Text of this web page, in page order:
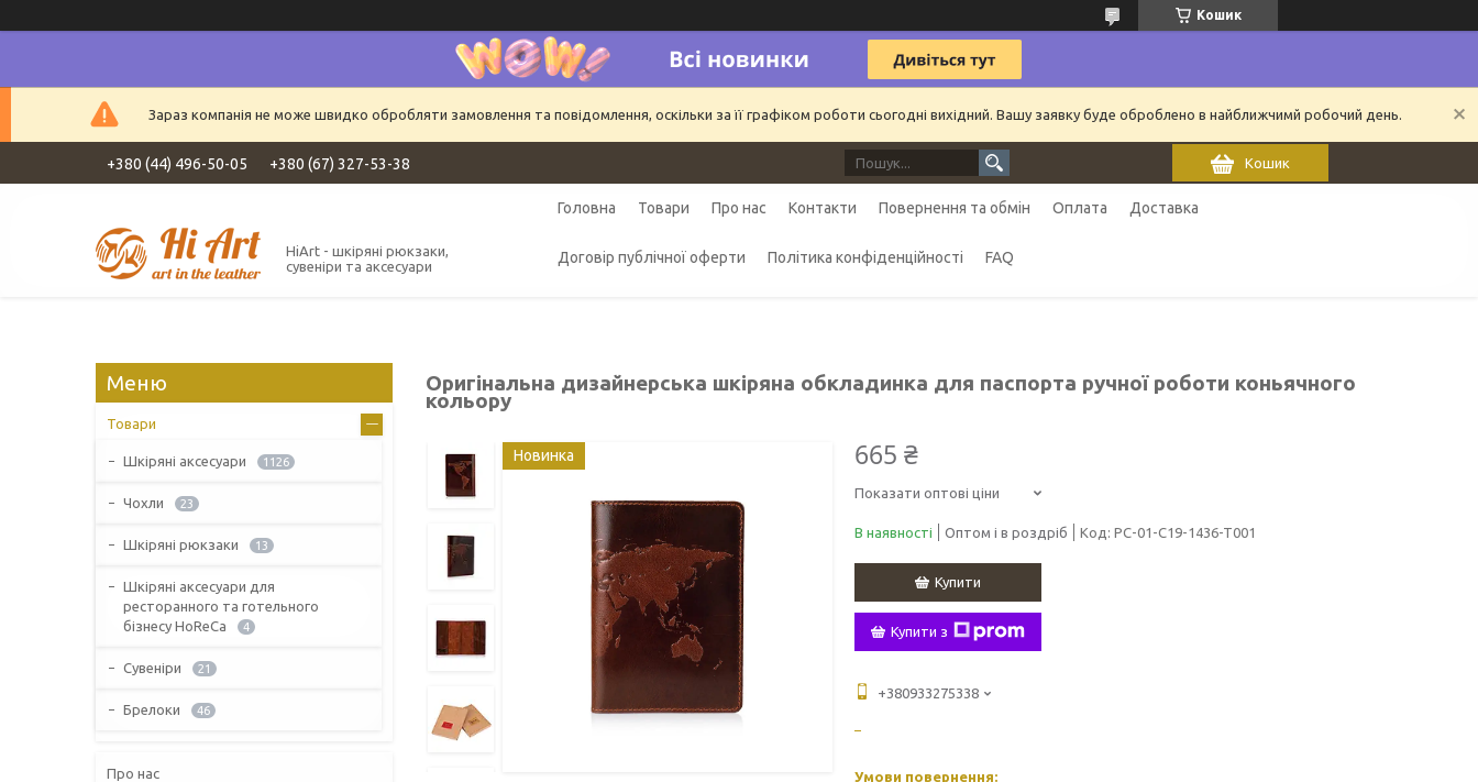
Кошик
Зараз компанія не може швидко обробляти замовлення та повідомлення, оскільки за її графіком роботи сьогодні вихідний. Вашу заявку буде оброблено в найближчимй робочий день.
+380 (44) 496-50-05 +380 (67) 327-53-38 Кошик
HiArt - шкіряні рюкзаки,
сувеніри та аксесуари
Головна Товари Про нас Контакти Повернення та обмін Оплата Доставка
Договір публічної оферти Політика конфіденційності FAQ
Оригінальна дизайнерська шкіряна обкладинка для паспорта ручної роботи коньячного
кольору
Новинка 665 ₴
Показати оптові ціни
В наявності Оптом і в роздріб Код: PC-01-C19-1436-T001
Купити
Купити з
+380933275338
Товари
Шкіряні аксесуари 1126
Чохли 23
Шкіряні рюкзаки 13
Шкіряні аксесуари для
ресторанного та готельного
бізнесу HoReCa
4
Сувеніри 21
Брелоки 46
Про нас